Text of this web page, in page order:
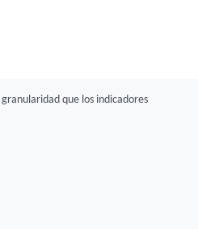
que los indicadores